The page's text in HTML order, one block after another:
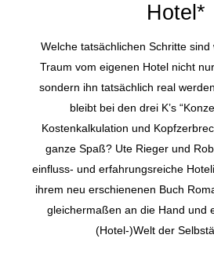
Hotel*
Welche tatsächlichen Schritte
Traum vom eigenen Hotel nicht
sondern ihn tatsächlich real
bleibt bei den drei K’s
Kostenkalkulation und
ganze Spaß? Ute Rieger und
einfluss- und erfahrungsreiche
ihrem neu erschienenen Buch
gleichermaßen an die Hand und
(Hotel-)Welt der